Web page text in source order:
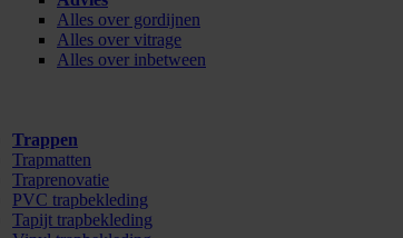
Alles over gordijnen
Alles over vitrage
Alles over inbetween
Trappen
Trapmatten
Traprenovatie
PVC trapbekleding
Tapijt trapbekleding